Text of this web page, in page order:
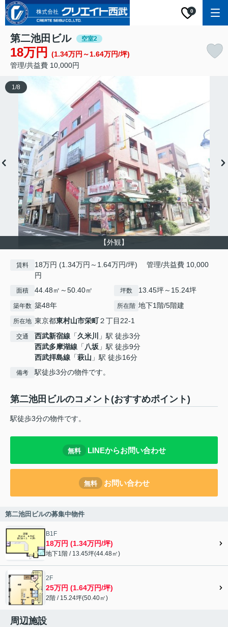
0
第二池田ビル 空室2
18万円
(1.34万円～1.64万円/坪)
管理/共益費 10,000円
【外観】
1/8
賃料
18万円 (1.34万円～1.64万円/坪) 管理/共益費 10,000
円
面積 44.48㎡～50.40㎡ 坪数 13.45坪～15.24坪
築年数 築48年 所在階 地下1階/5階建
所在地 東京都東村山市栄町２丁目22-1
交通 西武新宿線 「久米川
」駅 徒歩3分
西武多摩湖線 「八坂 」駅 徒歩9分
西武拝島線 「萩山 」駅 徒歩16分
備考 駅徒歩3分の物件です。
第二池田ビルのコメント(おすすめポイント)
駅徒歩3分の物件です。
無料 LINEからお問い合わせ
無料 お問い合わせ
第二池田ビルの募集中物件
B1F
18万円 (1.34万円/坪)
地下1階 / 13.45坪(44.48㎡)
2F
25万円 (1.64万円/坪)
2階 / 15.24坪(50.40㎡)
周辺施設